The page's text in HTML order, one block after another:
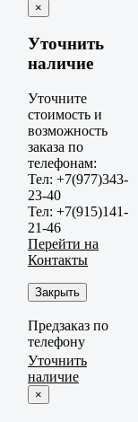
×
Уточнить
наличие
Уточните
стоимость и
возможность
заказа по
телефонам:
Тел: +7(977)343-
23-40
Тел: +7(915)141-
21-46
Перейти на
Контакты
Закрыть
Предзаказ по
телефону
Уточнить
наличие
×